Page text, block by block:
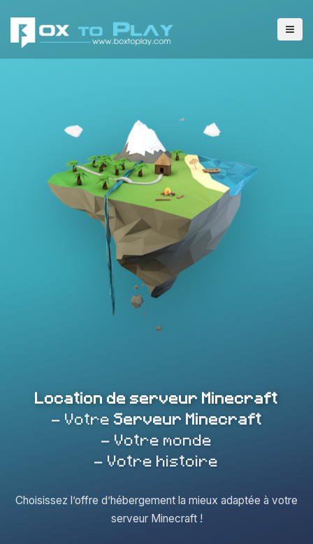
Location de serveur Minecraft
- Votre Serveur Minecraft
- Votre monde
- Votre histoire
Choisissez l’offre d’hébergement la mieux adaptée à votre
serveur Minecraft !